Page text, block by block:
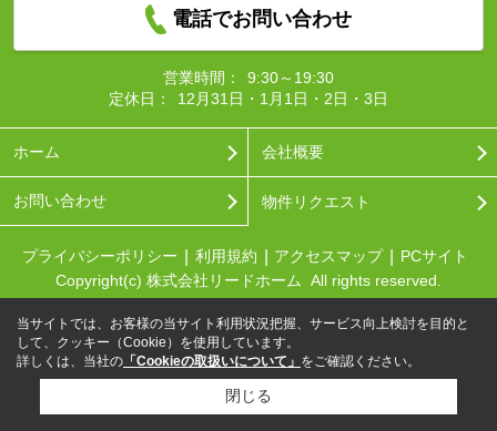
電話でお問い合わせ
営業時間：
9:30～19:30
定休日：
12月31日・1月1日・2日・3日
ホーム 会社概要
お問い合わせ 物件リクエスト
プライバシーポリシー 利用規約 アクセスマップ
PCサイト
Copyright(c) 株式会社リードホーム All rights reserved.
当サイトでは、お客様の当サイト利用状況把握、サービス向上検討を目的と
して、クッキー（Cookie）を使用しています。
詳しくは、当社の 「Cookieの取扱いについて」 をご確認ください。
閉じる